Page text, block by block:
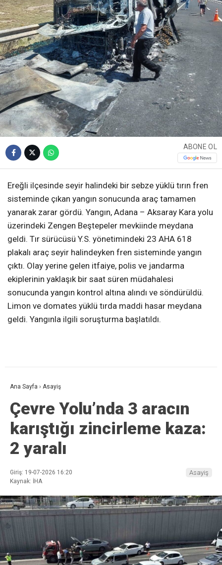
ABONE OL
Ereğli ilçesinde seyir halindeki bir sebze yüklü tırın fren
sisteminde çıkan yangın sonucunda araç tamamen
yanarak zarar gördü. Yangın, Adana – Aksaray Kara yolu
üzerindeki Zengen Beştepeler mevkiinde meydana
geldi. Tır sürücüsü Y.S. yönetimindeki 23 AHA 618
plakalı araç seyir halindeyken fren sisteminde yangın
çıktı. Olay yerine gelen itfaiye, polis ve jandarma
ekiplerinin yaklaşık bir saat süren müdahalesi
sonucunda yangın kontrol altına alındı ve söndürüldü.
Limon ve domates yüklü tırda maddi hasar meydana
geldi. Yangınla ilgili soruşturma başlatıldı.
Ana Sayfa › Asayiş
Çevre Yolu’nda 3 aracın
karıştığı zincirleme kaza:
2 yaralı
Giriş: 19-07-2026 16:20
Kaynak: İHA
Asayiş